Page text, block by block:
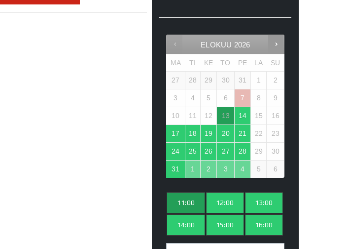
ELOKUU 2026
MA TI KE TO PE LA SU
27 28 29 30 31 1 2
3 4 5 6 7 8 9
10 11 12 13 14 15 16
17 18 19 20 21 22 23
24 25 26 27 28 29 30
31 1 2 3 4 5 6
11:00 12:00 13:00
14:00 15:00 16:00